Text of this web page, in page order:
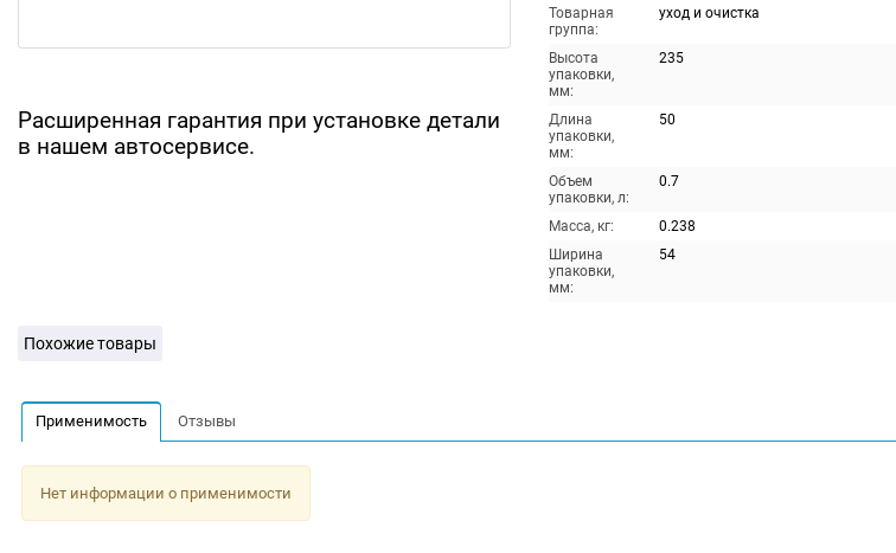
Расширенная гарантия при установке детали
в нашем автосервисе.
Товарная
группа:
уход и очистка
Высота
упаковки,
мм:
235
Длина
упаковки,
мм:
50
Объем
упаковки, л:
0.7
Масса, кг:
0.238
Ширина
упаковки,
мм:
54
Похожие товары
Применимость Отзывы
Нет информации о применимости